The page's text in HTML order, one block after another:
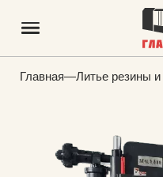
Главная—Литье резины и